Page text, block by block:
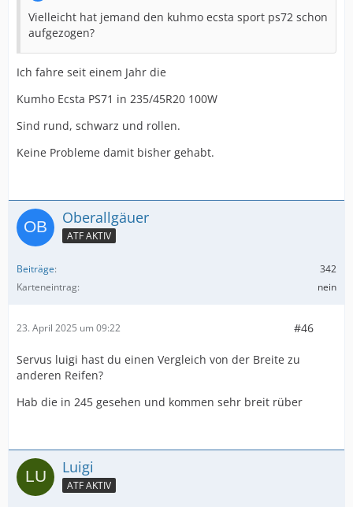
Vielleicht hat jemand den kuhmo ecsta sport ps72 schon
aufgezogen?
Ich fahre seit einem Jahr die
Kumho Ecsta PS71 in 235/45R20 100W
Sind rund, schwarz und rollen.
Keine Probleme damit bisher gehabt.
Oberallgäuer
ATF AKTIV
Beiträge
342
Karteneintrag
nein
23. April 2025 um 09:22 #46
Servus luigi hast du einen Vergleich von der Breite zu
anderen Reifen?
Hab die in 245 gesehen und kommen sehr breit rüber
Luigi
ATF AKTIV